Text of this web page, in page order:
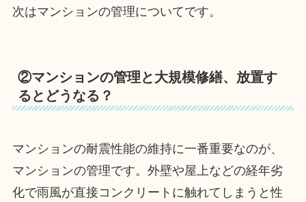
次はマンションの管理についてです。
②マンションの管理と大規模修繕、放置す
るとどうなる？
マンションの耐震性能の維持に一番重要なのが、
マンションの管理です。外壁や屋上などの経年劣
化で雨風が直接コンクリートに触れてしまうと性